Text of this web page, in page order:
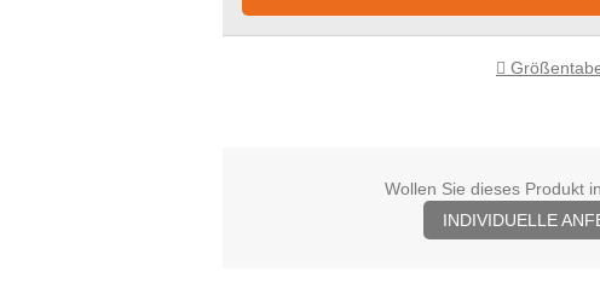
Wollen Sie dieses Produkt
INDIVIDUELLE